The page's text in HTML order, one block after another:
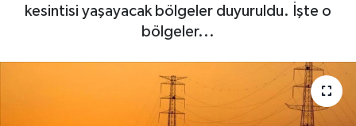
kesintisi yaşayacak bölgeler duyuruldu. İşte o
bölgeler...
Haberler
Haber Arşivi